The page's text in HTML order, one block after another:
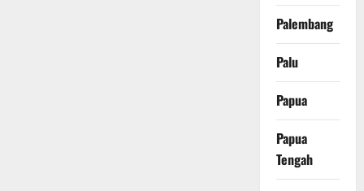
Palembang
Palu
Papua
Papua
Tengah